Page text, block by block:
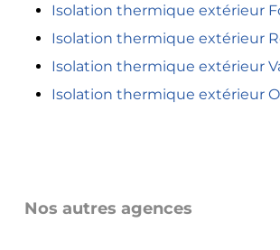
Isolation thermique extérieur
Isolation thermique extérieur
Isolation thermique extérieur
Isolation thermique extérieur
Nos autres agences